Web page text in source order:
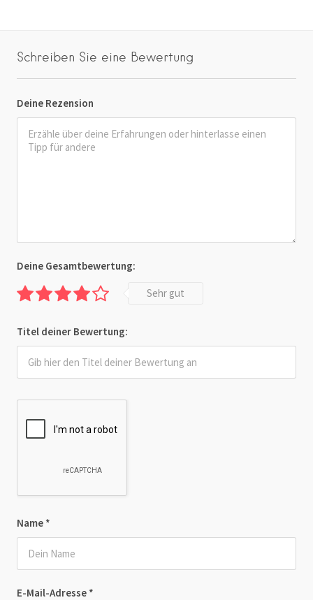
Schreiben Sie eine Bewertung
Deine Rezension
Name *
E-Mail-Adresse *
Deine Gesamtbewertung:
Sehr gut
Titel deiner Bewertung: